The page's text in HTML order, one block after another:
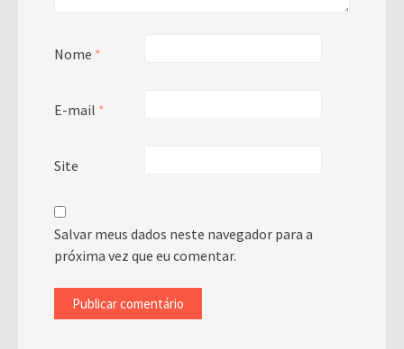
Nome *
E-mail *
Site
Salvar meus dados neste navegador para a
próxima vez que eu comentar.